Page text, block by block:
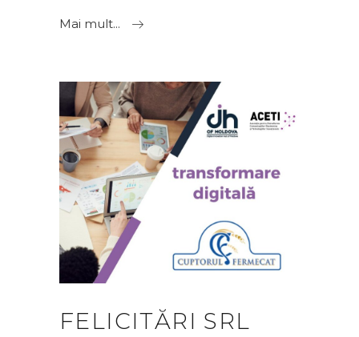
Mai mult...
FELICITĂRI SRL